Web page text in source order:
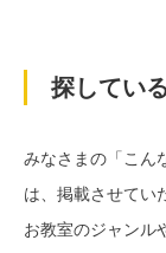
探してい
みなさまの「こん
は、掲載させてい
お教室のジャンル